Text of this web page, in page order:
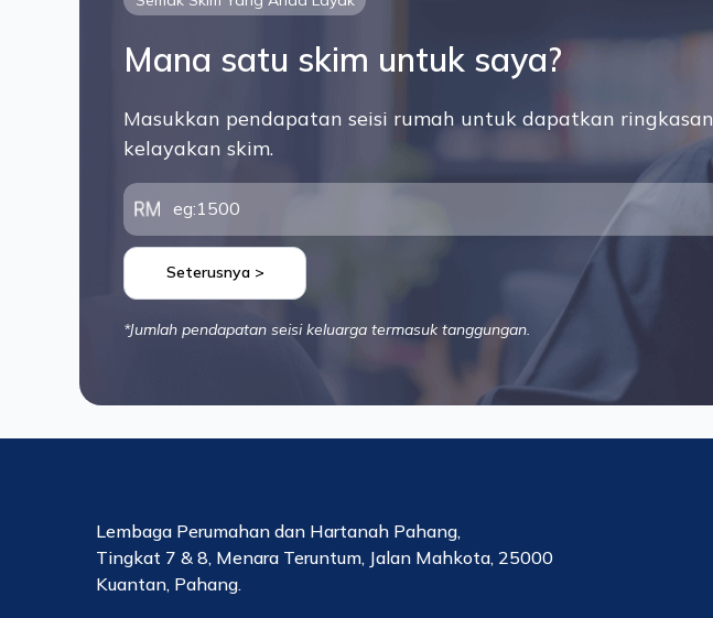
Mana satu skim untuk saya?
Masukkan pendapatan seisi rumah untuk dapatkan ringkasan
kelayakan skim.
Seterusnya >
*Jumlah pendapatan seisi keluarga termasuk tanggungan.
Lembaga Perumahan dan Hartanah Pahang,
Tingkat 7 & 8, Menara Teruntum, Jalan Mahkota, 25000
Kuantan, Pahang.